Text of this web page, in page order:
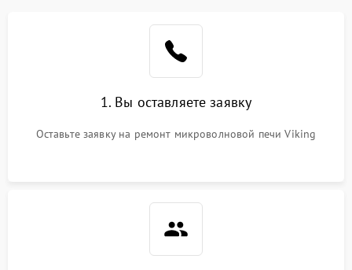
1. Вы оставляете заявку
Оставьте заявку на ремонт микроволновой печи Viking